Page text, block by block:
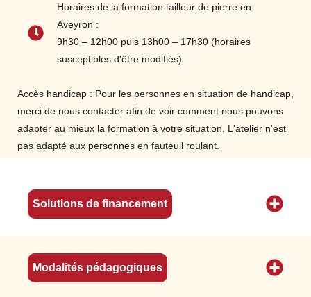
manutention
Etude géologique appliquée au métier de
Horaires de la formation tailleur de pierre en
Aveyron :
9h30 – 12h00 puis 13h00 – 17h30 (horaires
susceptibles d'être modifiés)
Accès handicap : Pour les personnes en situation de handicap,
merci de nous contacter afin de voir comment nous pouvons
adapter au mieux la formation à votre situation. L'atelier n'est
pas adapté aux personnes en fauteuil roulant.
Solutions de financement
Modalités pédagogiques